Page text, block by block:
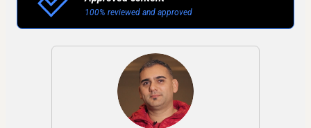
100% reviewed and approved